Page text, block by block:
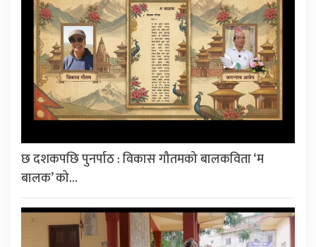
छ दशकपछि पुनर्पाठ : विकास गौतमको बालकविता ‘म
बालक’ को…